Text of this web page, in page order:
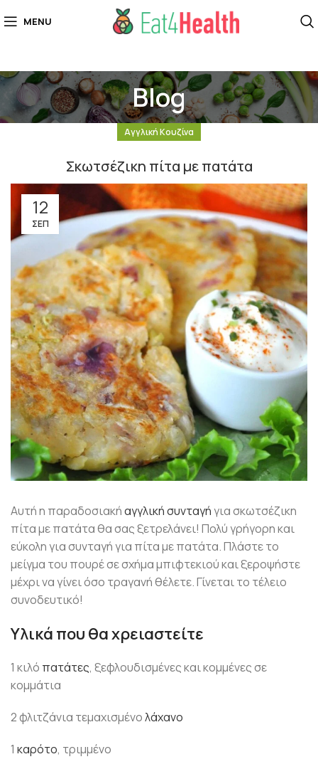
MENU
Blog
Αγγλική Κουζίνα
Σκωτσέζικη πίτα με πατάτα
12
ΣΕΠ
Αυτή η παραδοσιακήαγγλική συνταγήγια σκωτσέζικη
πίτα με πατάτα θα σας ξετρελάνει! Πολύ γρήγορη και
εύκολη για συνταγή για πίτα με πατάτα. Πλάστε το
μείγμα του πουρέ σε σχήμα μπιφτεκιού και ξεροψήστε
μέχρι να γίνει όσο τραγανή θέλετε. Γίνεται το τέλειο
συνοδευτικό!
Υλικά που θα χρειαστείτε
1 κιλό πατάτες, ξεφλουδισμένες και κομμένες σε
κομμάτια
2 φλιτζάνια τεμαχισμένολάχανο
1 καρότο, τριμμένο